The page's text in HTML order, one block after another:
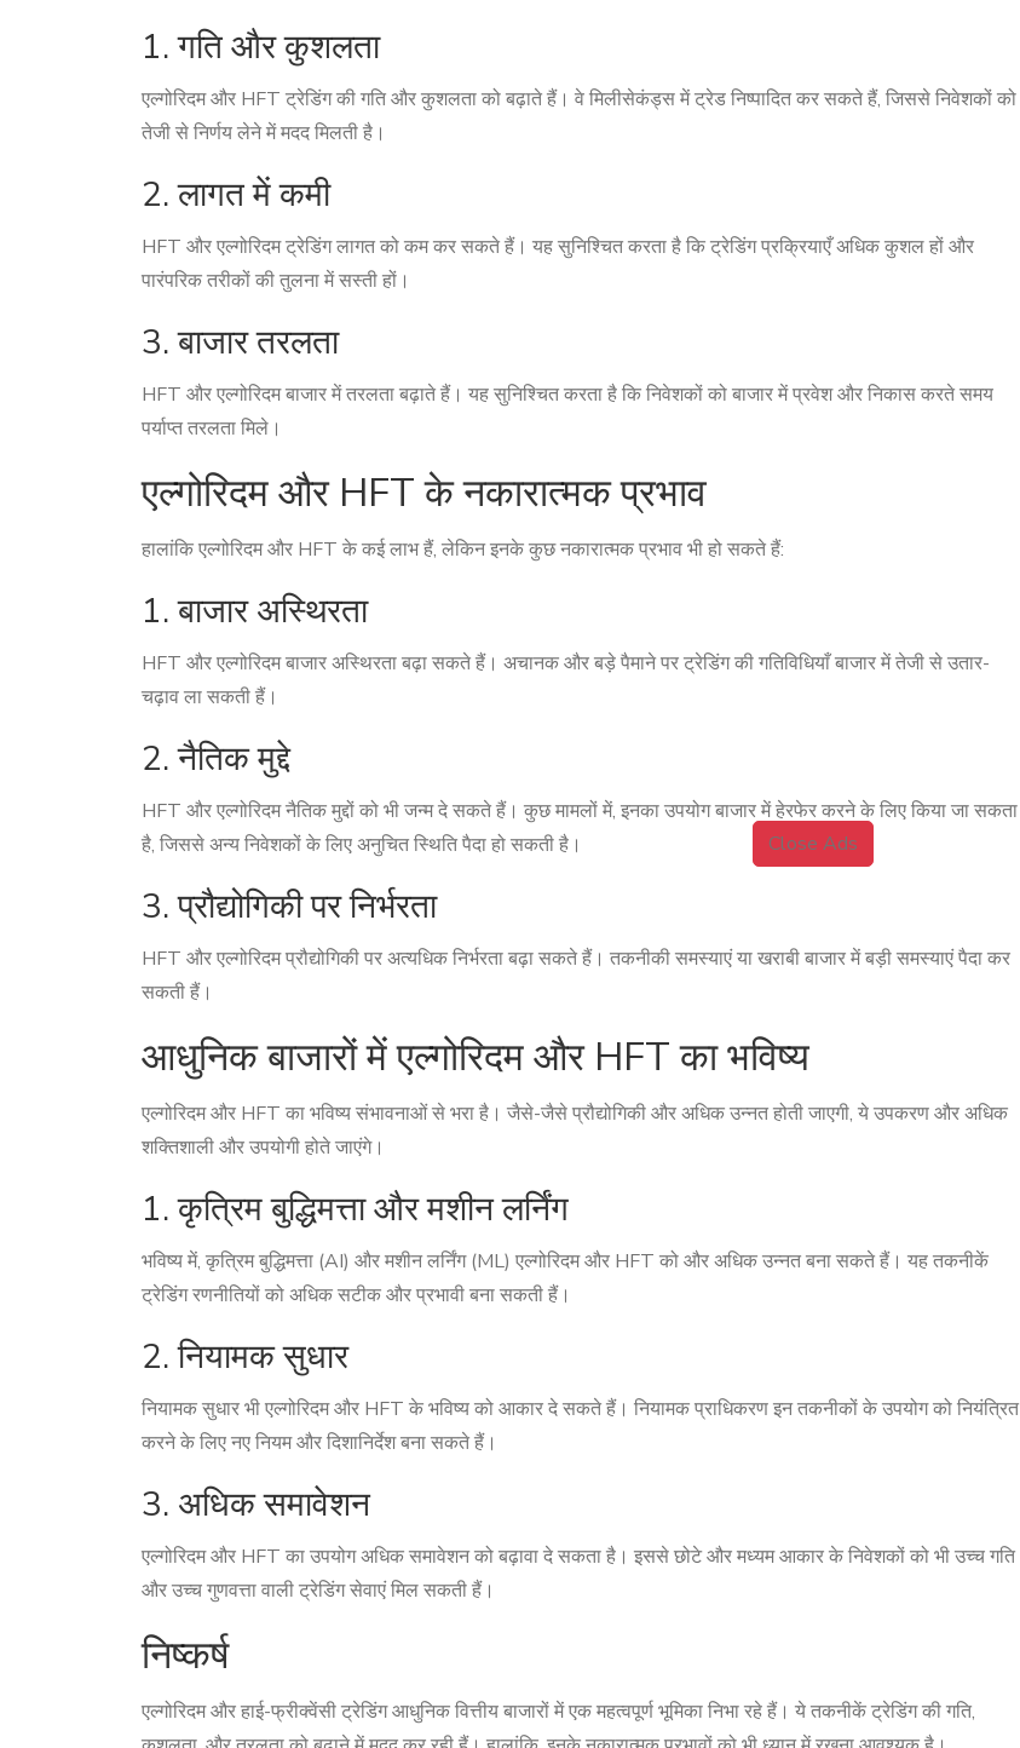
1. गति और कुशलता
एल्गोरिदम और HFT ट्रेडिंग की गति और कुशलता को बढ़ाते हैं। वे मिलीसेकंड्स में ट्रेड निष्पादित कर सकते हैं, जिससे निवेशकों को
तेजी से निर्णय लेने में मदद मिलती है।
2. लागत में कमी
HFT और एल्गोरिदम ट्रेडिंग लागत को कम कर सकते हैं। यह सुनिश्चित करता है कि ट्रेडिंग प्रक्रियाएँ अधिक कुशल हों और
पारंपरिक तरीकों की तुलना में सस्ती हों।
3. बाजार तरलता
HFT और एल्गोरिदम बाजार में तरलता बढ़ाते हैं। यह सुनिश्चित करता है कि निवेशकों को बाजार में प्रवेश और निकास करते समय
पर्याप्त तरलता मिले।
एल्गोरिदम और HFT के नकारात्मक प्रभाव
हालांकि एल्गोरिदम और HFT के कई लाभ हैं, लेकिन इनके कुछ नकारात्मक प्रभाव भी हो सकते हैं:
1. बाजार अस्थिरता
HFT और एल्गोरिदम बाजार अस्थिरता बढ़ा सकते हैं। अचानक और बड़े पैमाने पर ट्रेडिंग की गतिविधियाँ बाजार में तेजी से उतार-
चढ़ाव ला सकती हैं।
2. नैतिक मुद्दे
HFT और एल्गोरिदम नैतिक मुद्दों को भी जन्म दे सकते हैं। कुछ मामलों में, इनका उपयोग बाजार में हेरफेर करने के लिए किया जा सकता
है, जिससे अन्य निवेशकों के लिए अनुचित स्थिति पैदा हो सकती है।
3. प्रौद्योगिकी पर निर्भरता
HFT और एल्गोरिदम प्रौद्योगिकी पर अत्यधिक निर्भरता बढ़ा सकते हैं। तकनीकी समस्याएं या खराबी बाजार में बड़ी समस्याएं पैदा कर
सकती हैं।
आधुनिक बाजारों में एल्गोरिदम और HFT का भविष्य
एल्गोरिदम और HFT का भविष्य संभावनाओं से भरा है। जैसे-जैसे प्रौद्योगिकी और अधिक उन्नत होती जाएगी, ये उपकरण और अधिक
शक्तिशाली और उपयोगी होते जाएंगे।
1. कृत्रिम बुद्धिमत्ता और मशीन लर्निंग
भविष्य में, कृत्रिम बुद्धिमत्ता (AI) और मशीन लर्निंग (ML) एल्गोरिदम और HFT को और अधिक उन्नत बना सकते हैं। यह तकनीकें
ट्रेडिंग रणनीतियों को अधिक सटीक और प्रभावी बना सकती हैं।
2. नियामक सुधार
नियामक सुधार भी एल्गोरिदम और HFT के भविष्य को आकार दे सकते हैं। नियामक प्राधिकरण इन तकनीकों के उपयोग को नियंत्रित
करने के लिए नए नियम और दिशानिर्देश बना सकते हैं।
3. अधिक समावेशन
एल्गोरिदम और HFT का उपयोग अधिक समावेशन को बढ़ावा दे सकता है। इससे छोटे और मध्यम आकार के निवेशकों को भी उच्च गति
और उच्च गुणवत्ता वाली ट्रेडिंग सेवाएं मिल सकती हैं।
निष्कर्ष
एल्गोरिदम और हाई-फ्रीक्वेंसी ट्रेडिंग आधुनिक वित्तीय बाजारों में एक महत्वपूर्ण भूमिका निभा रहे हैं। ये तकनीकें ट्रेडिंग की गति,
Close Ads